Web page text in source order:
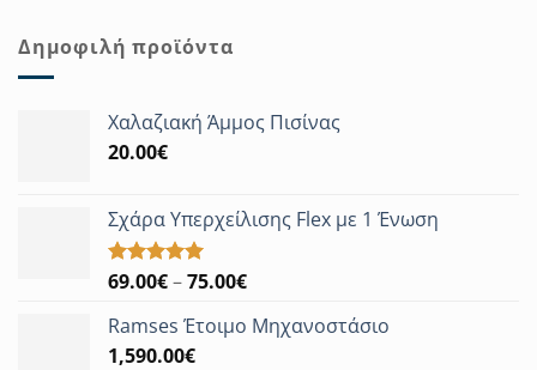
1,960.00€.
Δημοφιλή προϊόντα
Χαλαζιακή Άμμος Πισίνας
20.00€
Σχάρα Υπερχείλισης Flex με 1 Ένωση
Βαθμολογήθηκε
από 5
69.00€–75.00€Price
69.00€
Ramses Έτοιμο Μηχανοστάσιο
1,590.00€